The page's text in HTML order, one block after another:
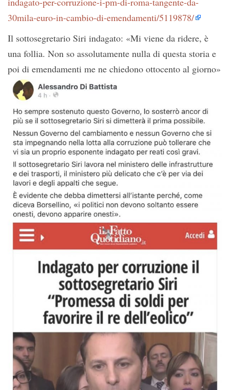
30mila-euro-in-cambio-di-emendamenti/5119878/
Il sottosegretario Siri indagato: «Mi viene da ridere, è
una follia. Non so assolutamente nulla di questa storia e
poi di emendamenti me ne chiedono ottocento al giorno»